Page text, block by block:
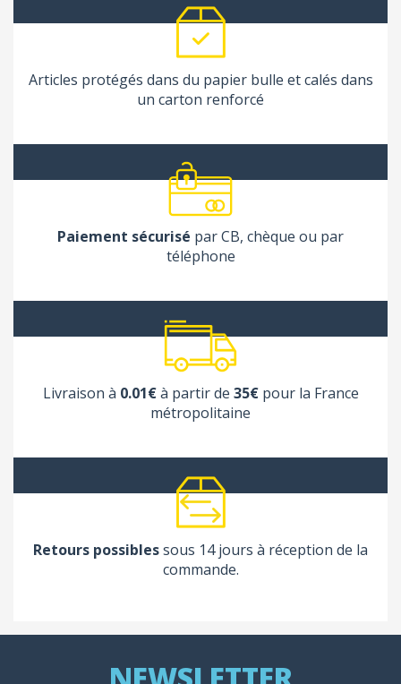
Articles protégés dans du papier bulle et calés dans
un carton renforcé
Paiement sécurisé par CB, chèque ou par
téléphone
Livraison à 0.01€à partir de 35€pour la France
métropolitaine
Retours possiblessous 14 jours à réception de la
commande.